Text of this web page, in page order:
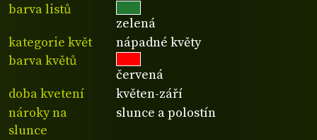
barva listů
zelená
kategorie květ
nápadné květy
barva květů
červená
doba kvetení
květen-září
nároky na
slunce
slunce a polostín